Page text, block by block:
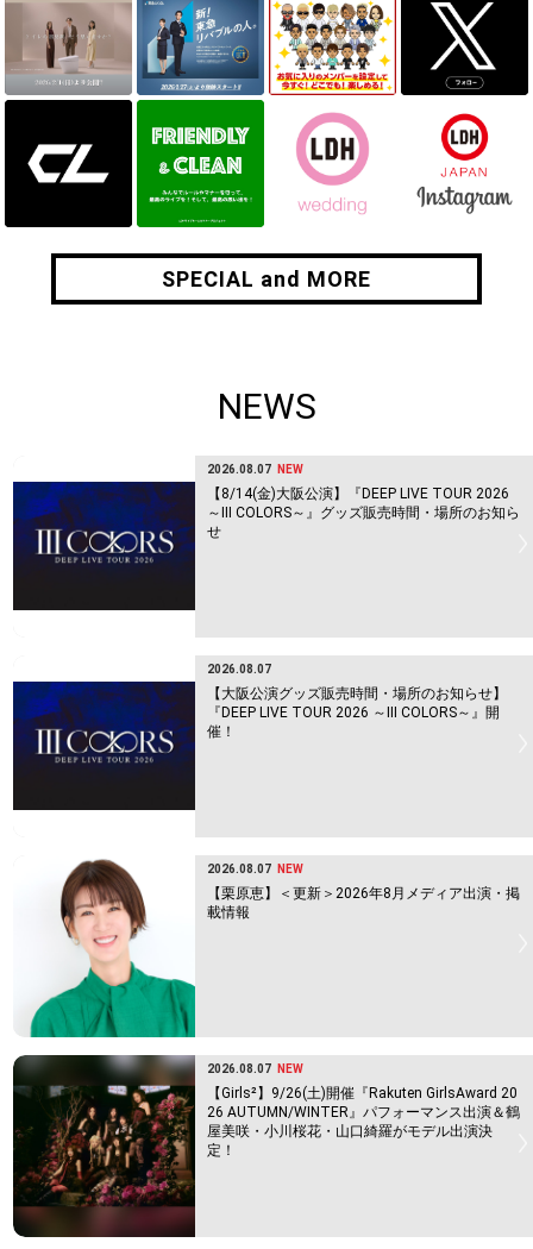
SPECIAL and MORE
SPECIAL and MORE
NEWS
2026.08.07 NEW
【8/14(金)大阪公演】『DEEP LIVE TOUR 2026
～Ⅲ COLORS～』グッズ販売時間・場所のお知ら
せ
2026.08.07
【大阪公演グッズ販売時間・場所のお知らせ】
『DEEP LIVE TOUR 2026 ～Ⅲ COLORS～』開
催！
2026.08.07 NEW
【栗原恵】＜更新＞2026年8月メディア出演・掲
載情報
2026.08.07 NEW
【Girls²】9/26(土)開催『Rakuten GirlsAward 20
26 AUTUMN/WINTER』パフォーマンス出演＆鶴
屋美咲・小川桜花・山口綺羅がモデル出演決
定！